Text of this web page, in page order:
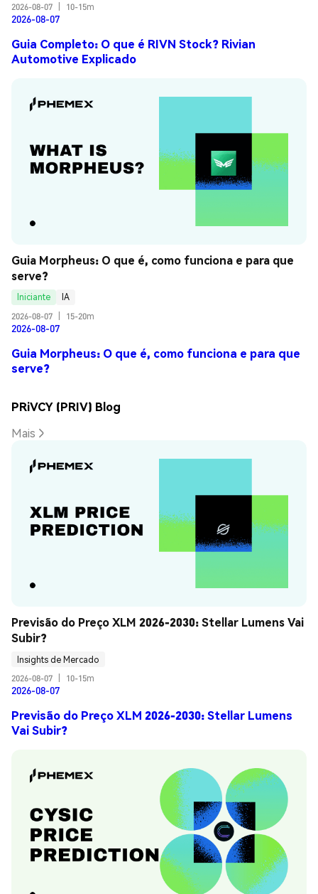
2026-08-07
10-15m
2026-08-07
Guia Completo: O que é RIVN Stock? Rivian
Automotive Explicado
Guia Morpheus: O que é, como funciona e para que
serve?
Iniciante
IA
2026-08-07
15-20m
2026-08-07
Guia Morpheus: O que é, como funciona e para que
serve?
PRiVCY (PRIV) Blog
Mais
Previsão do Preço XLM 2026-2030: Stellar Lumens Vai
Subir?
Insights de Mercado
2026-08-07
10-15m
2026-08-07
Previsão do Preço XLM 2026-2030: Stellar Lumens
Vai Subir?